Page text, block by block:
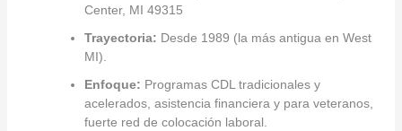
Center, MI 49315
Trayectoria: Desde 1989 (la más antigua en West
MI).
Enfoque: Programas CDL tradicionales y
acelerados, asistencia financiera y para veteranos,
fuerte red de colocación laboral.